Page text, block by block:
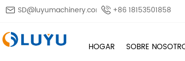
 SD@luyumachinery.com +86 18153501858
HOGAR SOBRE